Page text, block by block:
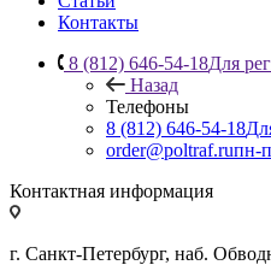
Контакты
8 (812) 646-54-18Для
Назад
Телефоны
8 (812) 646-54-18
order@poltraf.ruпн-
Контактная информация
г. Санкт-Петербург, наб.